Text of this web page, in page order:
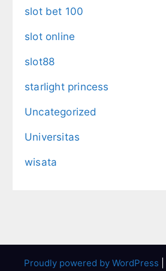
slot bet 100
slot online
slot88
starlight princess
Uncategorized
Universitas
wisata
Proudly powered by WordPress